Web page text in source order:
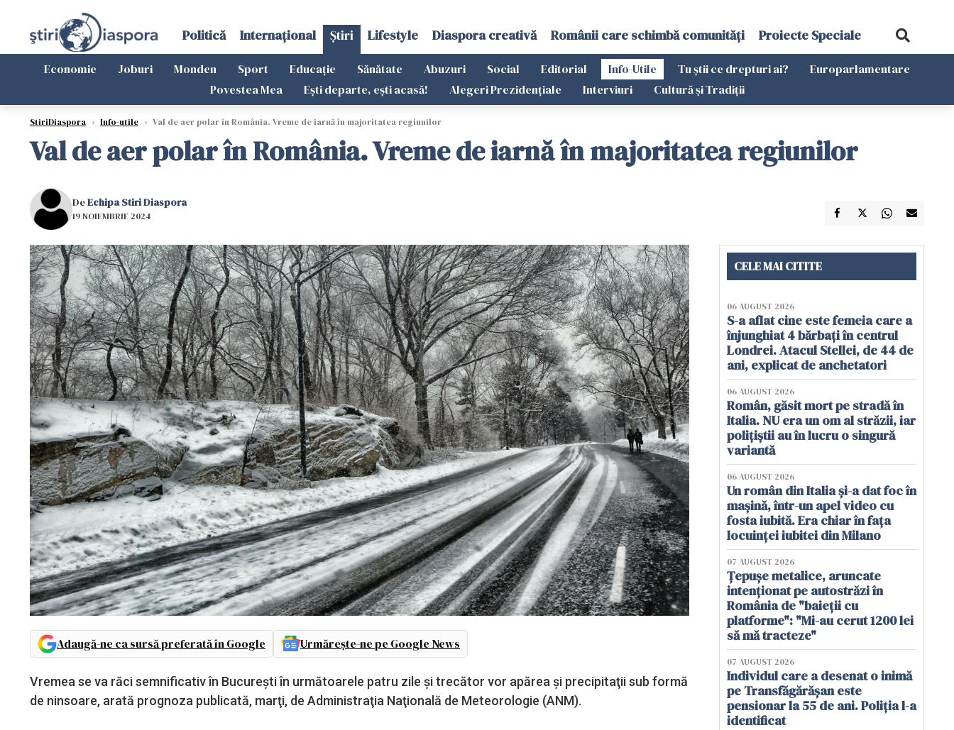
Politică Internațional Știri Lifestyle Diaspora creativă Românii care schimbă comunități Proiecte Speciale
Economie Joburi Monden Sport Educație Sănătate Abuzuri Social Editorial Info-Utile Tu știi ce drepturi ai?
Europarlamentare
Povestea Mea
Ești departe, ești acasă! Alegeri Prezidențiale Interviuri Cultură și Tradiții
StiriDiaspora › Info-utile › Val de aer polar în România. Vreme de iarnă în majoritatea regiunilor
Val de aer polar în România. Vreme de iarnă în majoritatea regiunilor
DeEchipa Stiri Diaspora
19 NOIEMBRIE 2024
Adaugă-ne ca sursă preferată în Google Urmărește-ne pe Google News
Vremea se va răci semnificativ în Bucureşti în următoarele patru zile şi trecător vor apărea şi precipitaţii sub formă
de ninsoare, arată prognoza publicată, marţi, de Administraţia Naţională de Meteorologie (ANM).
CELE MAI CITITE
06 AUGUST 2026
S-a aflat cine este femeia care a
înjunghiat 4 bărbați în centrul
Londrei. Atacul Stellei, de 44 de
ani, explicat de anchetatori
06 AUGUST 2026
Român, găsit mort pe stradă în
Italia. NU era un om al străzii, iar
polițiștii au în lucru o singură
variantă
06 AUGUST 2026
Un român din Italia și-a dat foc în
mașină, într-un apel video cu
fosta iubită. Era chiar în fața
locuinței iubitei din Milano
07 AUGUST 2026
Țepușe metalice, aruncate
intenționat pe autostrăzi în
România de "baieții cu
platforme": "Mi-au cerut 1200 lei
să mă tracteze"
07 AUGUST 2026
Individul care a desenat o inimă
pe Transfăgărășan este
pensionar la 55 de ani. Poliția l-a
identificat